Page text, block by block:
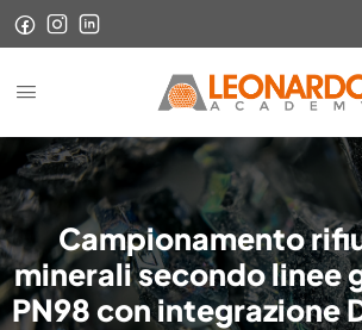
Campionamento
minerali secondo linee
PN98 con integrazione